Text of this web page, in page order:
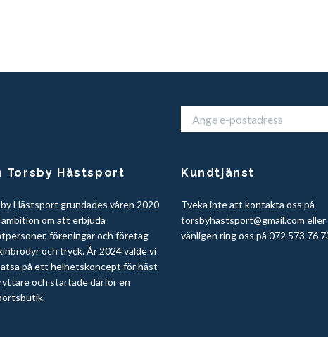
Torsby Hästsport
Hästsport grundades våren 2020
om att erbjuda
föreningar och företag
och tryck. År 2024 valde vi
på ett helhetskoncept för häst
och startade därför en
Kundtjänst
Tveka inte att kontakta oss på
torsbyhastsport@gmail.com eller
vänligen ring oss på 072 573 76